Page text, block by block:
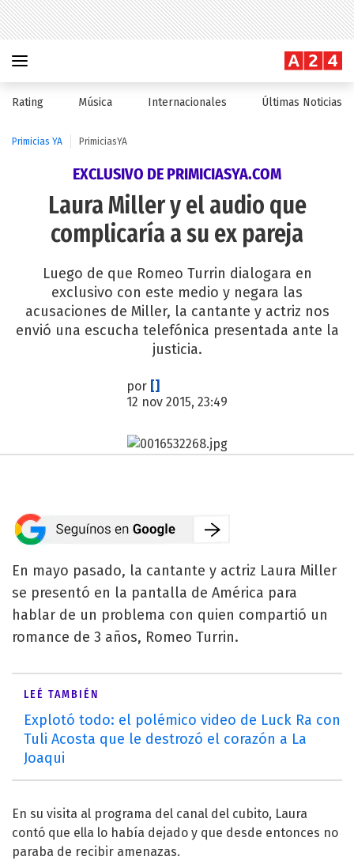
Rating Música Internacionales Últimas Noticias
Primicias YA PrimiciasYA
EXCLUSIVO DE PRIMICIASYA.COM
Laura Miller y el audio que
complicaría a su ex pareja
Luego de que Romeo Turrin dialogara en
exclusivo con este medio y negara las
acusaciones de Miller, la cantante y actriz nos
envió una escucha telefónica presentada ante la
justicia.
por []
12 nov 2015, 23:49
En mayo pasado, la cantante y actriz Laura Miller
se presentó en la pantalla de América para
hablar de un problema con quien compartió un
romance de 3 años, Romeo Turrin.
LEÉ TAMBIÉN
Explotó todo: el polémico video de Luck Ra con
Tuli Acosta que le destrozó el corazón a La
Joaqui
En su visita al programa del canal del cubito, Laura
contó que ella lo había dejado y que desde entonces no
paraba de recibir amenazas.